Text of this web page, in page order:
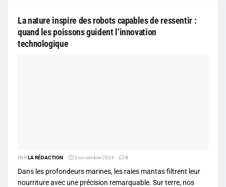
La nature inspire des robots capables de ressentir :
quand les poissons guident l’innovation
technologique
PARLA RÉDACTION 3 novembre 2024 0
Dans les profondeurs marines, les raies mantas filtrent leur
nourriture avec une précision remarquable. Sur terre, nos